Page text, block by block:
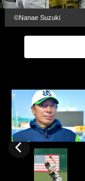
©Nanae Suzuki